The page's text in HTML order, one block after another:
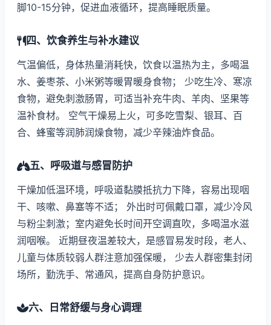
脚10-15分钟，促进血液循环，提高睡眠质量。
四、饮食养生与补水建议
气温偏低，身体热量消耗快，饮食以温热为主，多喝温
水、姜枣茶、小米粥等暖胃暖身食物； 少吃生冷、寒凉
食物，避免刺激肠胃，可适当补充牛肉、羊肉、坚果等
温补食材。 空气干燥易上火，可多吃雪梨、银耳、百
合、蜂蜜等润肺润燥食物，减少辛辣油炸食品。
五、呼吸道与感冒防护
干燥加低温环境，呼吸道黏膜抵抗力下降，容易出现咽
干、咳嗽、鼻塞等不适； 外出时可佩戴口罩，减少冷风
与粉尘刺激；室内避免长时间开空调直吹，多喝温水滋
润咽喉。 近期昼夜温差较大，是感冒易发时段，老人、
儿童与体质较弱人群注意加强保暖， 少去人群密集封闭
场所，勤洗手、常通风，提高自身防护意识。
六、日常舒缓与身心调理